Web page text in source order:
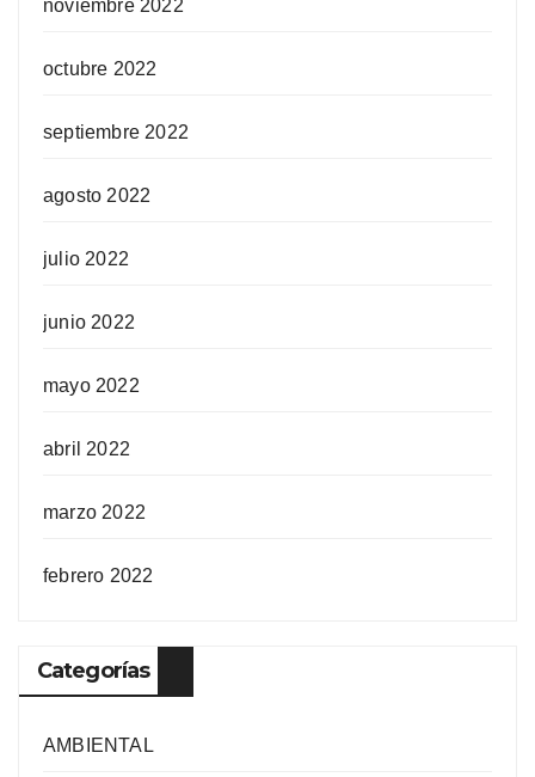
noviembre 2022
octubre 2022
septiembre 2022
agosto 2022
julio 2022
junio 2022
mayo 2022
abril 2022
marzo 2022
febrero 2022
Categorías
AMBIENTAL